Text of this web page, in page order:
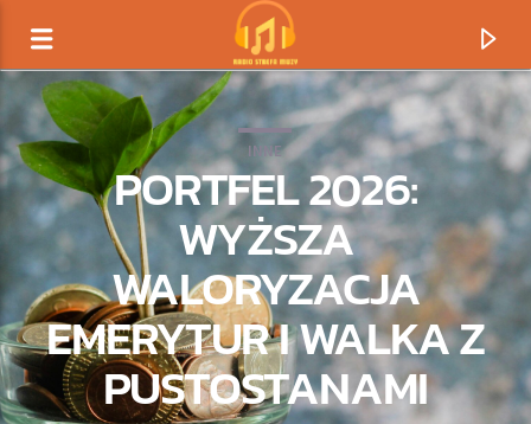
INNE
PORTFEL 2026:
WYŻSZA
WALORYZACJA
EMERYTUR I WALKA Z
PUSTOSTANAMI